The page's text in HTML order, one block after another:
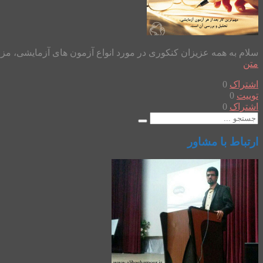
سلام به همه عزیزان کنکوری در مورد انواع آزمون های آزمایشی،
متن
اشتراک 0
توییت 0
اشتراک 0
ارتباط با مشاور